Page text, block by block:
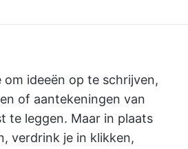
ideeën op te schrijven,
of aantekeningen van
te leggen. Maar in plaats
verdrink je in klikken,